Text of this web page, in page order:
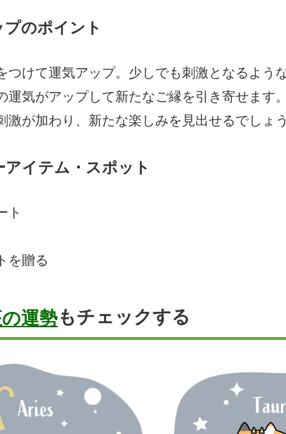
のポイント
つけて運気アップ。少しでも刺激となるよう
運気がアップして新たなご縁を引き寄せます
激が加わり、新たな楽しみを見出せるでしょう
アイテム・スポット
ト
を贈る
運勢もチェックする